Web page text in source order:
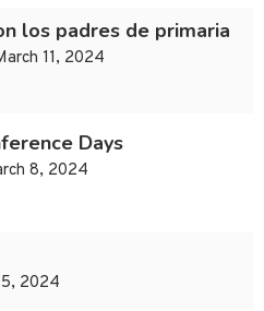
los padres de primaria
11, 2024
Days
8, 2024
2024